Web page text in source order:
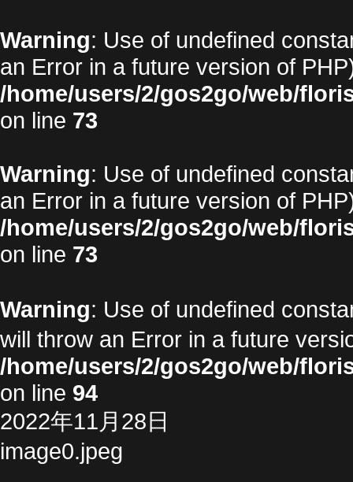
Warning: Use of undefined
an Error in a future version of
/home/users/2/gos2go/web/
on line 73
Warning: Use of undefined
an Error in a future version of
/home/users/2/gos2go/web/
on line 73
Warning: Use of undefined
will throw an Error in a future
/home/users/2/gos2go/web/
on line 94
2022年11月28日
image0.jpeg